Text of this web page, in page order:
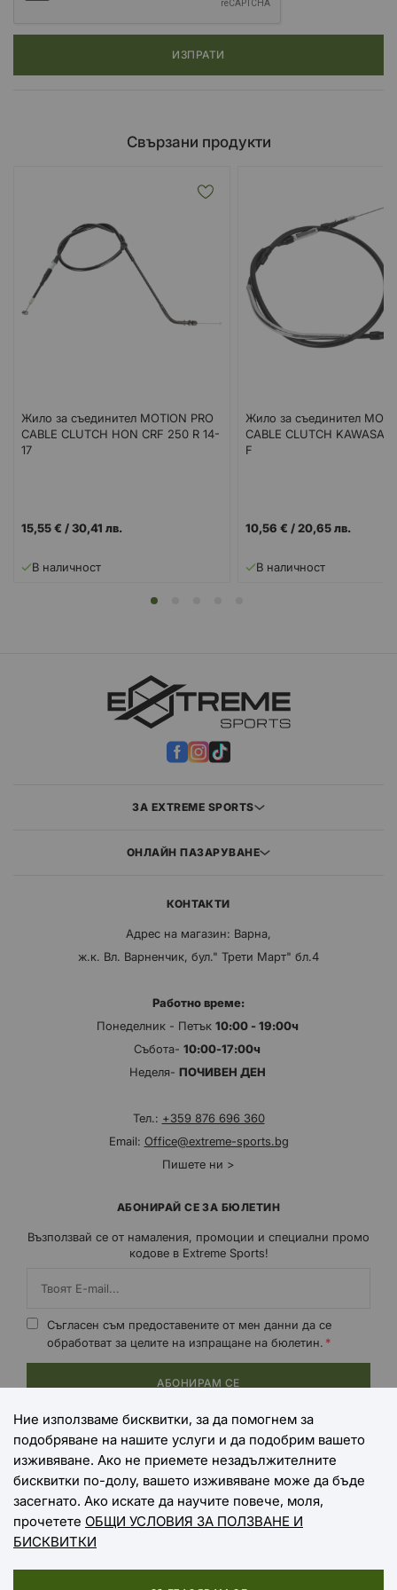
ИЗПРАТИ
Свързани продукти
Жило за съединител MOTION PRO
CABLE CLUTCH HON CRF 250 R 14-
17
15,55 € /30,41 лв.
В наличност
Жило за съединител
CABLE CLUTCH
F
10,56 € /20,65 лв.
В наличност
ЗА EXTREME SPORTS
ОНЛАЙН ПАЗАРУВАНЕ
КОНТАКТИ
Адрес на магазин: Варна,
ж.к. Вл. Варненчик, бул." Трети Март" бл.4
Работно време:
Понеделник - Петък 10:00 - 19:00ч
Събота- 10:00-17:00ч
Неделя- ПОЧИВЕН ДЕН
Тел.: +359 876 696 360
Email: Office@extreme-sports.bg
Пишете ни >
АБОНИРАЙ СЕ ЗА БЮЛЕТИН
Възползвай се от намаления, промоции и специални промо
кодове в Extreme Sports!
Съгласен съм предоставените от мен данни да се
обработват за целите на изпращане на бюлетин.
АБОНИРАМ СЕ
НАЧИНИ НА ПЛАЩАНЕ
НАЧИНИ НА ДОСТАВКА
Ние използваме бисквитки, за да помогнем за
подобряване на нашите услуги и да подобрим вашето
изживяване. Ако не приемете незадължителните
бисквитки по-долу, вашето изживяване може да бъде
засегнато. Ако искате да научите повече, моля,
прочетете ОБЩИ УСЛОВИЯ ЗА ПОЛЗВАНЕ И
БИСКВИТКИ